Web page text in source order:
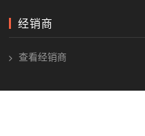
经销商
查看经销商